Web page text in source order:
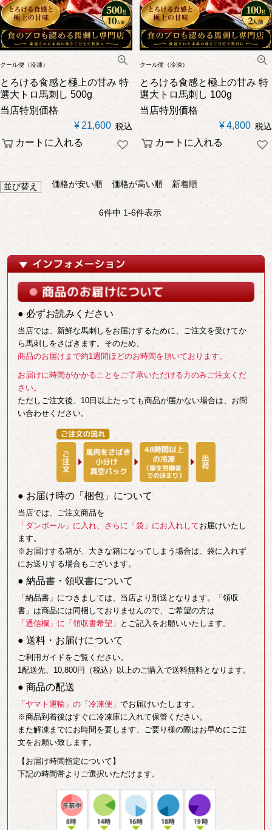
クール便（冷凍）
とろける食感と極上の甘み 特
選大トロ馬刺し 500g
当店特別価格
¥ 21,600 税込
カートに入れる
クール便（冷凍）
とろける食感と極上の甘み 特
選大トロ馬刺し 100g
当店特別価格
¥4,800 税込
カートに入れる
並び替え 価格が安い順 価格が高い順 新着順
6件中 1-6件表示
● 必ずお読みください
当店では、新鮮な馬刺しをお届けするために、ご注文を受けてか
ら馬刺しをさばきます。そのため、
商品のお届けまで約1週間ほどのお時間を頂いております。
お届けに時間がかかることをご了承いただける方のみご注文くだ
さい。
ただしご注文後、10日以上たっても商品が届かない場合は、お問
い合わせください。
● お届け時の「梱包」について
当店では、ご注文商品を
「ダンボール」に入れ、さらに「袋」にお入れしてお届けいたし
ます。
※お届けする箱が、大きな箱になってしまう場合は、袋に入れず
にお送りする場合もございます。
● 納品書・領収書について
「納品書」につきましては、当店より別送となります。「領収
書」は商品には同梱しておりませんので、ご希望の方は
「通信欄」に「領収書希望」 とご記入をお願いいたします。
● 送料・お届けについて
ご利用ガイドをご覧ください。
1配送先、10,800円（税込）以上のご購入で送料無料となります。
● 商品の配送
「ヤマト運輸」の「冷凍便」でお届けいたします。
※商品到着後はすぐに冷凍庫に入れて保管ください。
また解凍までにお時間を要します、ご要り様の際はお早めにご注
文をお願い致します。
【お届け時間指定について】
下記の時間帯よりご選択いただけます。